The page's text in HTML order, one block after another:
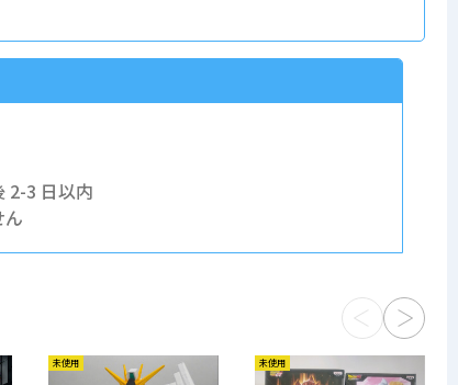
2-3 日以内
未使用 未使用